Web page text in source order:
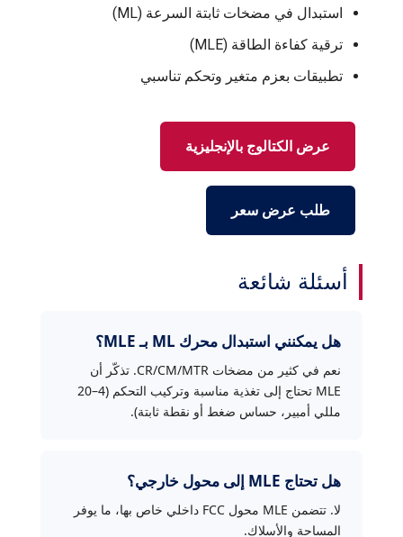
استبدال في مضخات ثابتة السرعة (ML)
ترقية كفاءة الطاقة (MLE)
تطبيقات بعزم متغير وتحكم تناسبي
عرض الكتالوج بالإنجليزية
طلب عرض سعر
أسئلة شائعة
هل يمكنني استبدال محرك ML بـ MLE؟
نعم في كثير من مضخات CR/CM/MTR. تذكّر أن
MLE تحتاج إلى تغذية مناسبة وتركيب التحكم (4–20
مللي أمبير، حساس ضغط أو نقطة ثابتة).
هل تحتاج MLE إلى محول خارجي؟
لا. تتضمن MLE محول FCC داخلي خاص بها، ما يوفر
المساحة والأسلاك.